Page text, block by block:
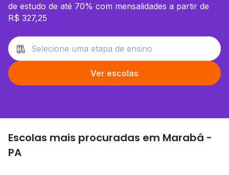
de estudo de até 70% com mensalidades a partir de
R$ 327,25
Ver escolas
Escolas mais procuradas em Marabá -
PA